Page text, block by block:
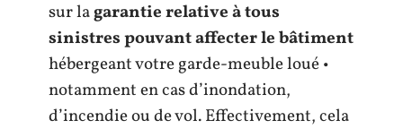
sur lagarantie relative à tous
sinistres pouvant affecter le bâtiment
hébergeant votre garde-meuble loué •
notamment en cas d’inondation,
d’incendie ou de vol. Effectivement, cela